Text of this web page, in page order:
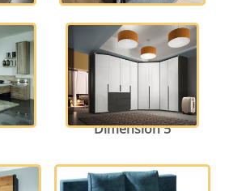
Schrankprogramm
Dimension 5